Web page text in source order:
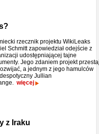
rzecznik projektu WikiLeaks
Schmitt zapowiedział odejście z
udostępniającej tajne
Jego zdaniem projekt
a jednym z jego hamulców
Jullian
więcej
z Iraku